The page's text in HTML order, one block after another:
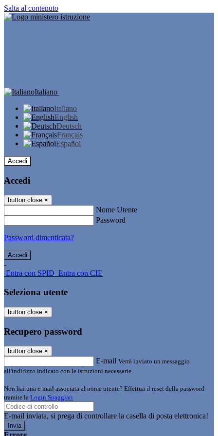
Salta al contenuto
Italiano
Italiano
English
Deutsch
Français
Español
Accedi
Accedi
button close ×
Nome Utente
Password
Password dimenticata?
-
Entra con SPID Entra con CIE
Seleziona utente
button close ×
Recupero password
button close ×
E-mail Verrà inviato un messaggio
all'indirizzo indicato con le istruzioni necessarie.
Non hai una e-mail associata al nome utente? Effettua il reset della password
tramite la Login Spaggiari
E-mail inviata, si prega di controllare la casella di posta elettronica!